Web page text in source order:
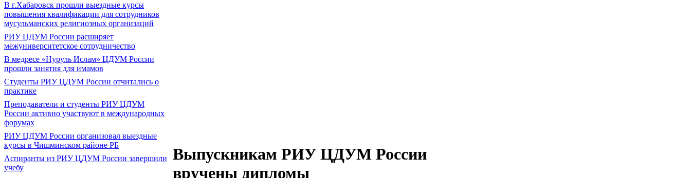
В г.Хабаровск прошли выездные курсы
повышения квалификации для сотрудников
мусульманских религиозных организаций
РИУ ЦДУМ России расширяет
межуниверситетское сотрудничество
В медресе «Нуруль Ислам» ЦДУМ России
прошли занятия для имамов
Студенты РИУ ЦДУМ России отчитались о
практике
Преподаватели и студенты РИУ ЦДУМ
России активно участвуют в международных
форумах
РИУ ЦДУМ России организовал выездные
курсы в Чишминском районе РБ
Аспиранты из РИУ ЦДУМ России завершили
учебу
Выпускникам РИУ ЦДУМ России
вручены дипломы